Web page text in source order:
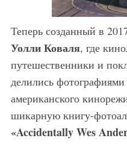
Теперь созданный в
Уолли Коваля, где
путешественники и
делились фотографиями
американского
шикарную книгу-
«AccidentallyWes